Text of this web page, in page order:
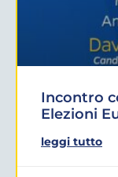
Incontro
Elezioni
leggi tutto